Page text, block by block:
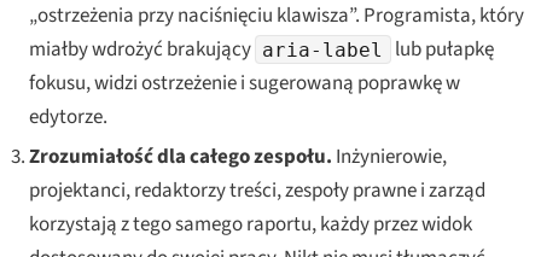
„ostrzeżenia przy naciśnięciu klawisza”. Programista, który
miałby wdrożyć brakujący aria-label
lub pułapkę
fokusu, widzi ostrzeżenie i sugerowaną poprawkę w
edytorze.
Zrozumiałość dla całego zespołu. Inżynierowie,
projektanci, redaktorzy treści, zespoły prawne i zarząd
korzystają z tego samego raportu, każdy przez widok